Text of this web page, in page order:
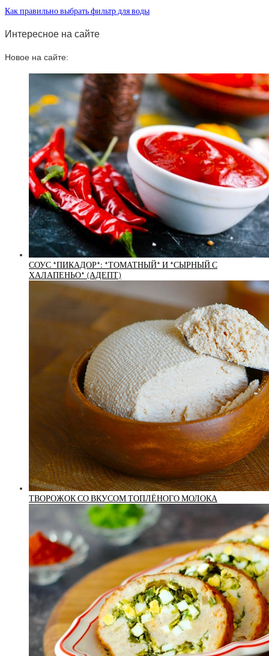
Как правильно выбрать фильтр для воды
Интересное на сайте
Новое на сайте:
СОУС *ПИКАДОР*: *ТОМАТНЫЙ* И *СЫРНЫЙ С
ХАЛАПЕНЬО* (АДЕПТ)
ТВОРОЖОК СО ВКУСОМ ТОПЛЁНОГО МОЛОКА